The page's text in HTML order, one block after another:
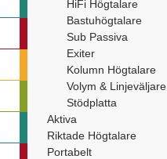
HiFi Högtalare
Bastuhögtalare
Sub Passiva
Exiter
Kolumn Högtalare
Volym & Linjeväljare
Stödplatta
Aktiva
Riktade Högtalare
Portabelt